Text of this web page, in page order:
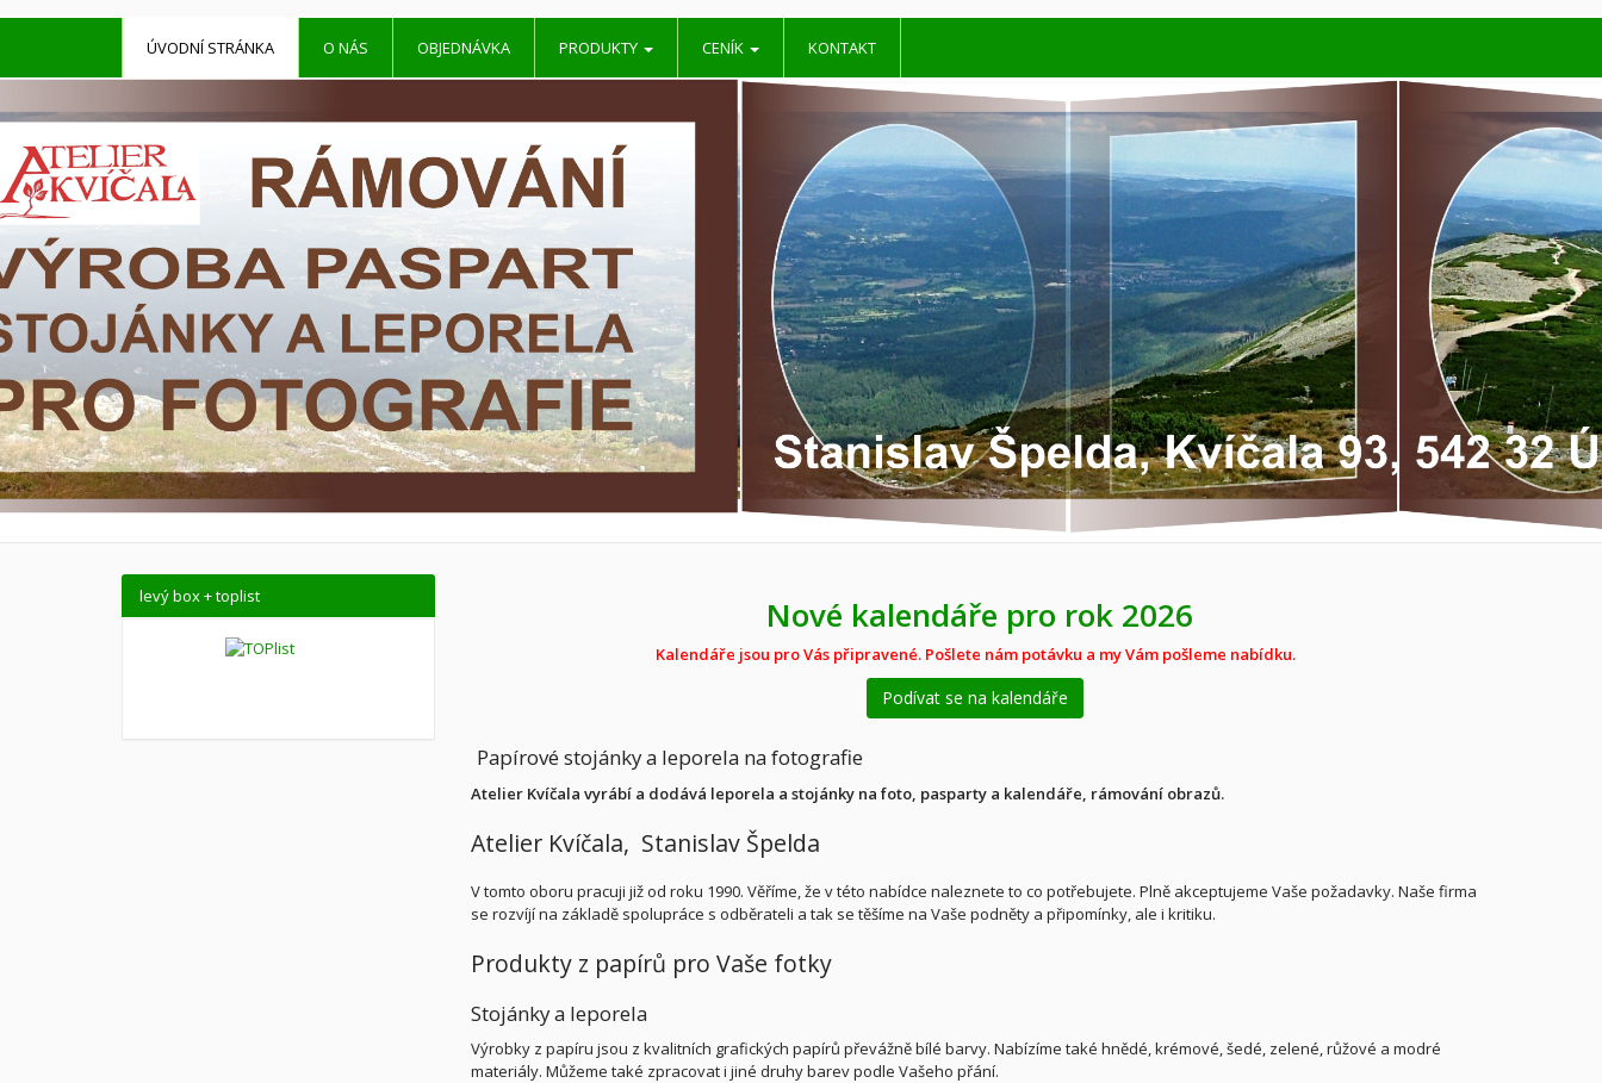
ÚVODNÍ STRÁNKA O NÁS OBJEDNÁVKA PRODUKTY CENÍK KONTAKT
Nové kalendáře pro rok 2026
Kalendáře jsou pro Vás připravené. Pošlete nám potávku a my Vám pošleme nabídku.
Podívat se na kalendáře
Papírové stojánky a leporela na fotografie
Atelier Kvíčala vyrábí a dodává leporela a stojánky na foto, pasparty a kalendáře, rámování obrazů.
Atelier Kvíčala, Stanislav Špelda
V tomto oboru pracuji již od roku 1990. Věříme, že v této nabídce naleznete to co potřebujete. Plně akceptujeme Vaše požadavky. Naše firma
se rozvíjí na základě spolupráce s odběrateli a tak se těšíme na Vaše podněty a připomínky, ale i kritiku.
Produkty z papírů pro Vaše fotky
Stojánky a leporela
Výrobky z papíru jsou z kvalitních grafických papírů převážně bílé barvy. Nabízíme také hnědé, krémové, šedé, zelené, růžové a modré
materiály. Můžeme také zpracovat i jiné druhy barev podle Vašeho přání.
levý box + toplist